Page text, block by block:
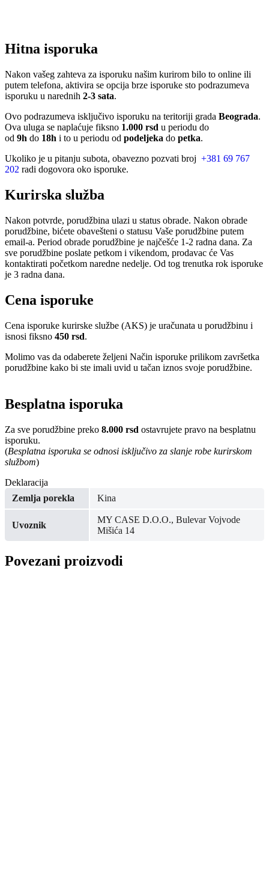
Hitna isporuka
Nakon vašeg zahteva za isporuku našim kurirom bilo to online ili
putem telefona, aktivira se opcija brze isporuke sto podrazumeva
isporuku u narednih 2-3 sata.
Ovo podrazumeva isključivo isporuku na teritoriji grada Beograda.
Ova uluga se naplaćuje fiksno 1.000 rsd u periodu do
od 9h do 18h i to u periodu od podeljeka do petka.
Ukoliko je u pitanju subota, obavezno pozvati broj +381 69 767
202 radi dogovora oko isporuke.
Kurirska služba
Nakon potvrde, porudžbina ulazi u status obrade. Nakon obrade
porudžbine, bićete obavešteni o statusu Vaše porudžbine putem
email-a. Period obrade porudžbine je najčešće 1-2 radna dana. Za
sve porudžbine poslate petkom i vikendom, prodavac će Vas
kontaktirati početkom naredne nedelje. Od tog trenutka rok isporuke
je 3 radna dana.
Cena isporuke
Cena isporuke kurirske službe (AKS) je uračunata u porudžbinu i
isnosi fiksno 450 rsd.
Molimo vas da odaberete željeni Način isporuke prilikom završetka
porudžbine kako bi ste imali uvid u tačan iznos svoje porudžbine.
Besplatna isporuka
Za sve porudžbine preko 8.000 rsd ostavrujete pravo na besplatnu
isporuku.
(Besplatna isporuka se odnosi isključivo za slanje robe kurirskom
službom)
Deklaracija
Zemlja porekla
Kina
Uvoznik
MY CASE D.O.O., Bulevar Vojvode
Mišića 14
Povezani proizvodi